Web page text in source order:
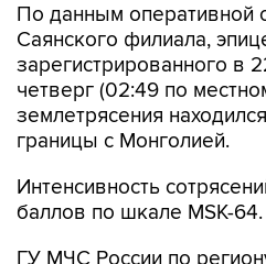
По данным оперативной
Саянского филиала,
зарегистрированного в
четверг (02:49 по
землетрясения
границы с Монголией.
Интенсивность
баллов по шкале MSK-64.
ГУ МЧС России по